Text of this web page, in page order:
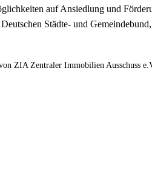
auf Ansiedlung und
Städte- und
ZIA Zentraler Immobilien Ausschuss